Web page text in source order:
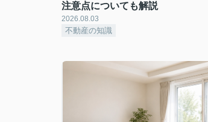
注意点についても解説
2026.08.03
不動産の知識